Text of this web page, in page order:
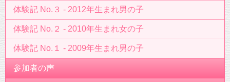
体験記 No.３ - 2012年生まれ男の子
体験記 No.２ - 2010年生まれ女の子
体験記 No.１ - 2009年生まれ男の子
参加者の声